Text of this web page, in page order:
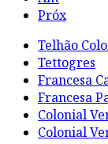
Próx
Telhão
Tettogres
Francesa
Francesa
Colonial
Colonial